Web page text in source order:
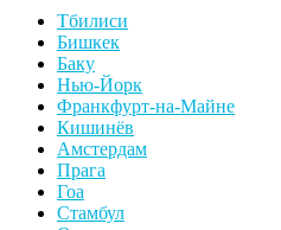
Тбилиси
Бишкек
Баку
Нью-Йорк
Франкфурт-на-Майне
Кишинёв
Амстердам
Прага
Гоа
Стамбул